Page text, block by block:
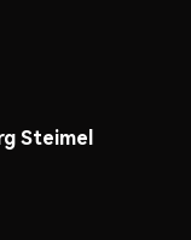
Steimel